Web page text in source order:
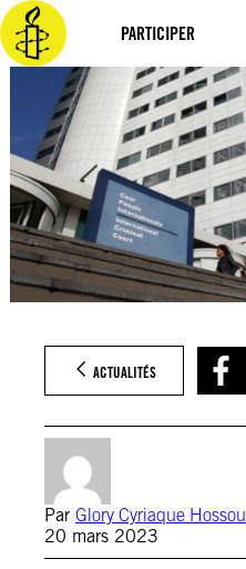
PARTICIPER
Aller
au
contenu
ACTUALITÉS
Par Glory Cyriaque Hossou
20 mars 2023